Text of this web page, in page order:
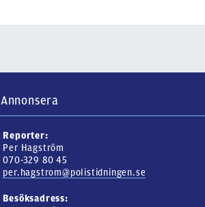
Annonsera
Reporter:
Per Hagström
070-329 80 45
per.hagstrom@polistidningen.se
Besöksadress: